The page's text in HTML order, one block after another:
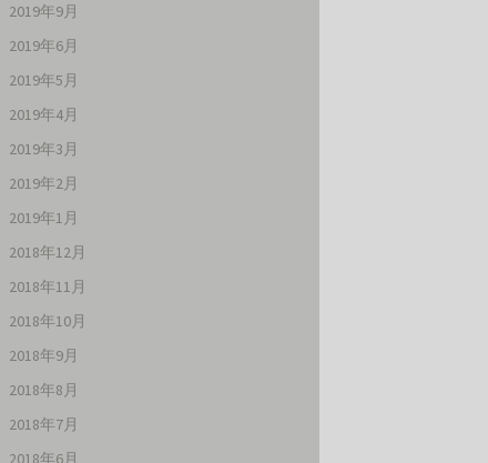
2019年9月
2019年6月
2019年5月
2019年4月
2019年3月
2019年2月
2019年1月
2018年12月
2018年11月
2018年10月
2018年9月
2018年8月
2018年7月
2018年6月